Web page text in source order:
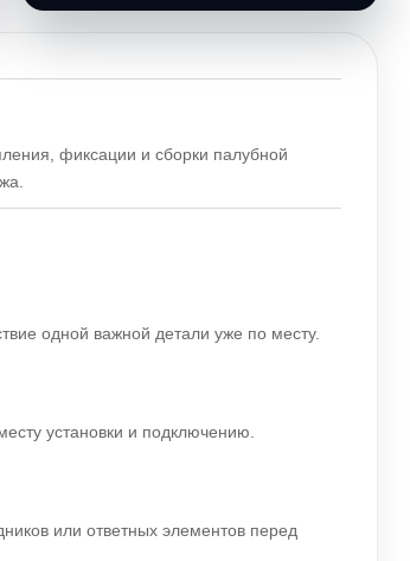
фиксации и сборки палубной
одной важной детали уже по месту.
установки и подключению.
или ответных элементов перед